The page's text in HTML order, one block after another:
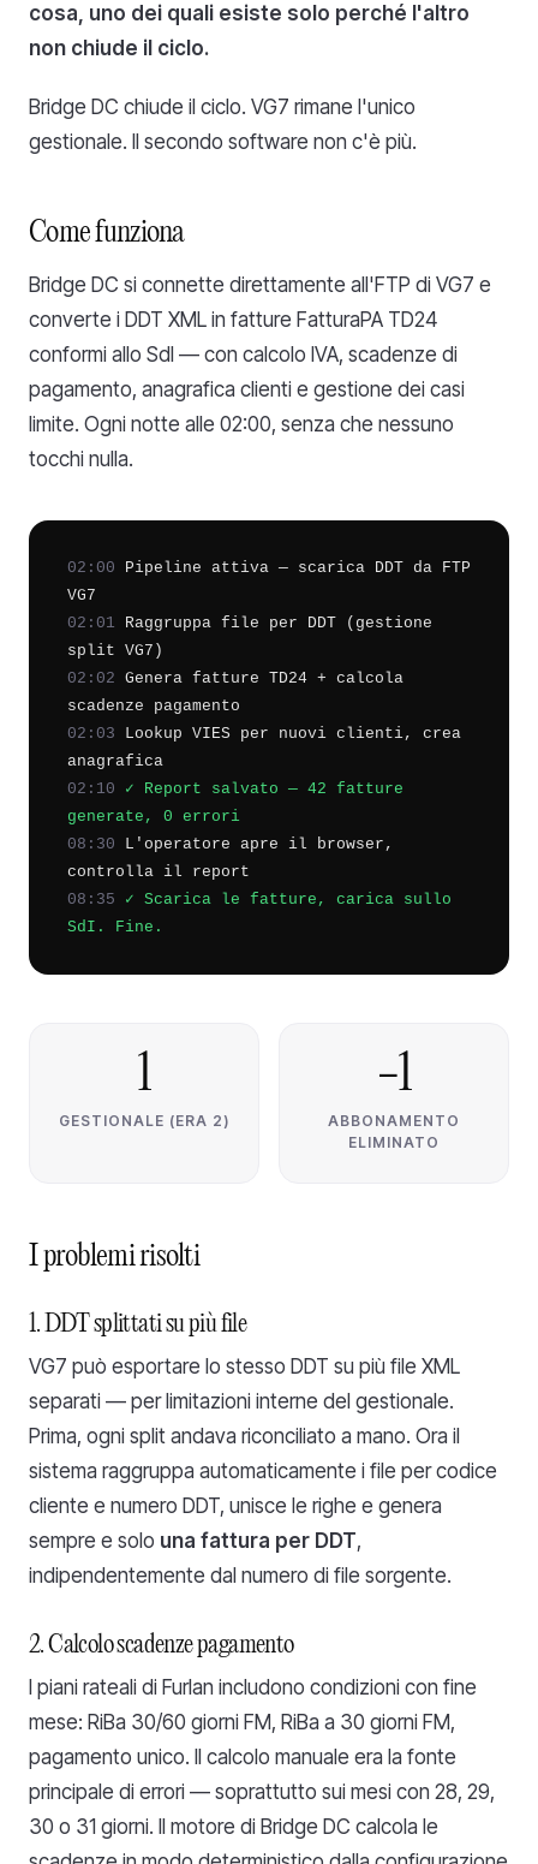
cosa, uno dei quali esiste solo perché l'altro
non chiude il ciclo.
Bridge DC chiude il ciclo. VG7 rimane l'unico
gestionale. Il secondo software non c'è più.
Comefunziona
Bridge DC si connette direttamente all'FTP di VG7 e
converte i DDT XML in fatture FatturaPA TD24
conformi allo SdI — con calcolo IVA, scadenze di
pagamento, anagrafica clienti e gestione dei casi
limite. Ogni notte alle 02:00, senza che nessuno
tocchi nulla.
02:00
Pipeline attiva — scarica DDT da FTP
VG7
02:01
Raggruppa file per DDT (gestione
split VG7)
02:02 Genera fatture TD24 + calcola
scadenze pagamento
02:03
Lookup VIES per nuovi clienti, crea
anagrafica
02:10
✓ Report salvato — 42 fatture
generate, 0 errori
08:30
L'operatore apre il browser,
controlla il report
08:35
✓ Scarica le fatture, carica sullo
SdI. Fine.
1
GESTIONALE (ERA 2)
−1
ABBONAMENTO
ELIMINATO
Iproblemirisolti
1. DDT splittati su più file
VG7 può esportare lo stesso DDT su più file XML
separati — per limitazioni interne del gestionale.
Prima, ogni split andava riconciliato a mano. Ora il
sistema raggruppa automaticamente i file per codice
cliente e numero DDT, unisce le righe e genera
sempre e solo una fattura per DDT,
indipendentemente dal numero di file sorgente.
2. Calcolo scadenze pagamento
I piani rateali di Furlan includono condizioni con fine
mese: RiBa 30/60 giorni FM, RiBa a 30 giorni FM,
pagamento unico. Il calcolo manuale era la fonte
principale di errori — soprattutto sui mesi con 28, 29,
30 o 31 giorni. Il motore di Bridge DC calcola le